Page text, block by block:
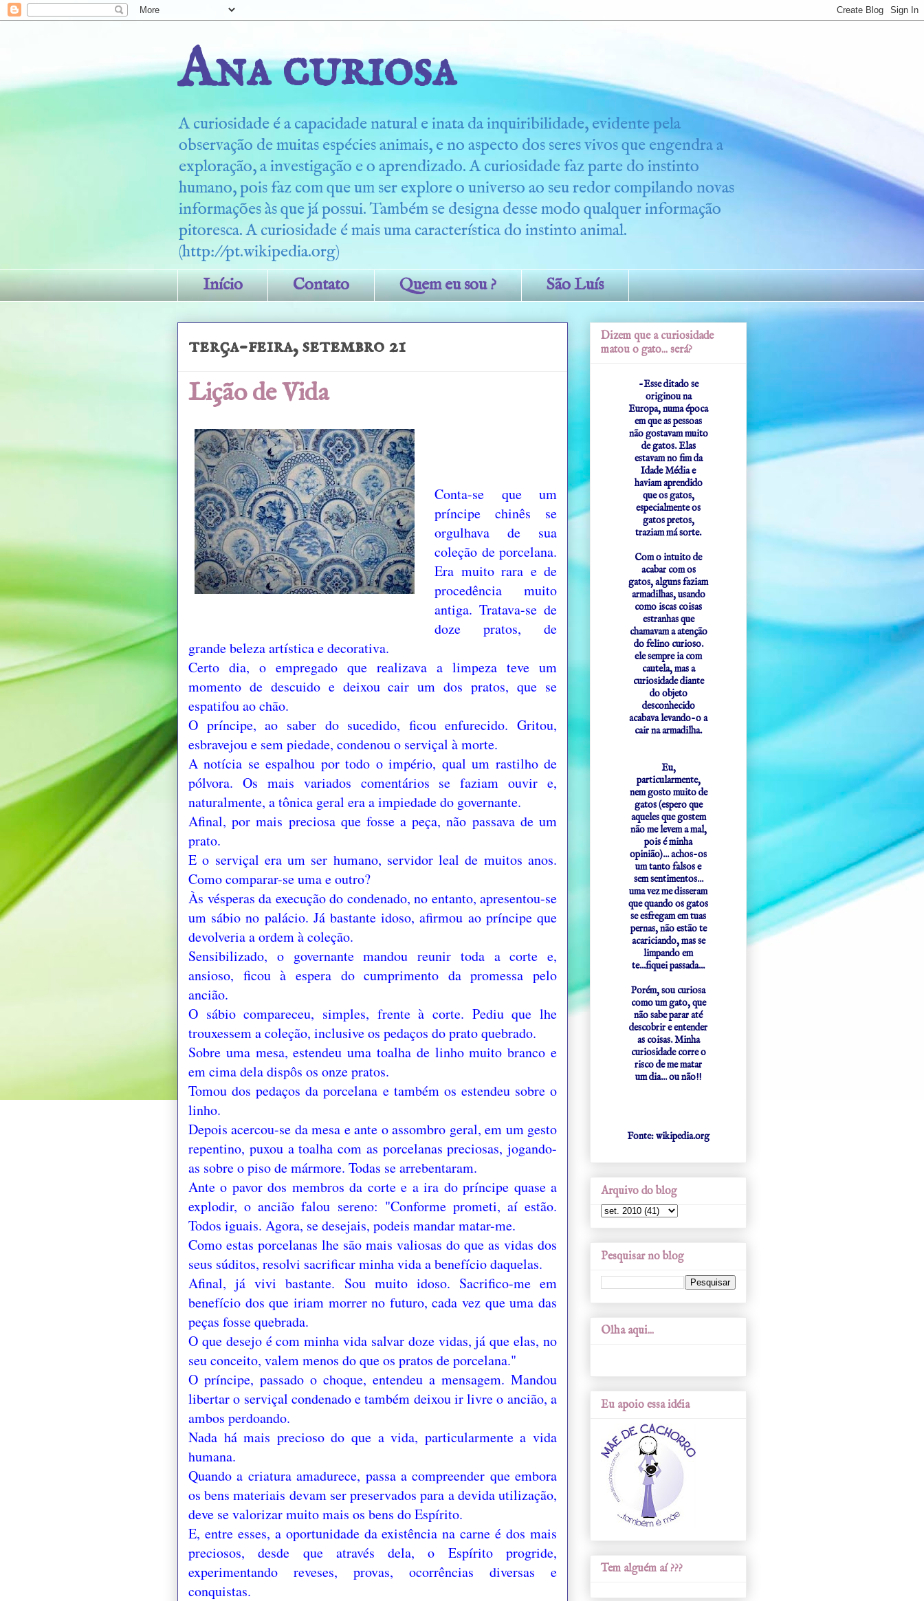
Ana curiosa
A curiosidade é a capacidade natural e inata da inquiribilidade, evidente pela
observação de muitas espécies animais, e no aspecto dos seres vivos que engendra a
exploração, a investigação e o aprendizado. A curiosidade faz parte do instinto
humano, pois faz com que um ser explore o universo ao seu redor compilando novas
informações às que já possui. Também se designa desse modo qualquer informação
pitoresca. A curiosidade é mais uma característica do instinto animal.
(http://pt.wikipedia.org)
Início
Contato Quem eu sou ? São Luís
terça-feira, setembro 21
Lição de Vida
Conta-se que um
príncipe chinês se
orgulhava de sua
coleção de porcelana.
Era muito rara e de
procedência muito
antiga. Tratava-se de
doze pratos, de
grande beleza artística e decorativa.
Certo dia, o empregado que realizava a limpeza teve um
momento de descuido e deixou cair um dos pratos, que se
espatifou ao chão.
O príncipe, ao saber do sucedido, ficou enfurecido. Gritou,
esbravejou e sem piedade, condenou o serviçal à morte.
A notícia se espalhou por todo o império, qual um rastilho de
pólvora. Os mais variados comentários se faziam ouvir e,
naturalmente, a tônica geral era a impiedade do governante.
Afinal, por mais preciosa que fosse a peça, não passava de um
prato.
E o serviçal era um ser humano, servidor leal de muitos anos.
Como comparar-se uma e outro?
Às vésperas da execução do condenado, no entanto, apresentou-se
um sábio no palácio. Já bastante idoso, afirmou ao príncipe que
devolveria a ordem à coleção.
Sensibilizado, o governante mandou reunir toda a corte e,
ansioso, ficou à espera do cumprimento da promessa pelo
ancião.
O sábio compareceu, simples, frente à corte. Pediu que lhe
trouxessem a coleção, inclusive os pedaços do prato quebrado.
Sobre uma mesa, estendeu uma toalha de linho muito branco e
em cima dela dispôs os onze pratos.
Tomou dos pedaços da porcelana e também os estendeu sobre o
linho.
Depois acercou-se da mesa e ante o assombro geral, em um gesto
repentino, puxou a toalha com as porcelanas preciosas, jogando-
as sobre o piso de mármore. Todas se arrebentaram.
Ante o pavor dos membros da corte e a ira do príncipe quase a
explodir, o ancião falou sereno: "Conforme prometi, aí estão.
Todos iguais. Agora, se desejais, podeis mandar matar-me.
Como estas porcelanas lhe são mais valiosas do que as vidas dos
seus súditos, resolvi sacrificar minha vida a benefício daquelas.
Afinal, já vivi bastante. Sou muito idoso. Sacrifico-me em
benefício dos que iriam morrer no futuro, cada vez que uma das
peças fosse quebrada.
O que desejo é com minha vida salvar doze vidas, já que elas, no
seu conceito, valem menos do que os pratos de porcelana."
O príncipe, passado o choque, entendeu a mensagem. Mandou
libertar o serviçal condenado e também deixou ir livre o ancião, a
ambos perdoando.
Nada há mais precioso do que a vida, particularmente a vida
humana.
Quando a criatura amadurece, passa a compreender que embora
os bens materiais devam ser preservados para a devida utilização,
deve se valorizar muito mais os bens do Espírito.
E, entre esses, a oportunidade da existência na carne é dos mais
preciosos, desde que através dela, o Espírito progride,
experimentando reveses, provas, ocorrências diversas e
conquistas.
Dizem que a curiosidade
matou o gato... será?
-Esse ditado se
originou na
Europa, numa época
em que as pessoas
não gostavam muito
de gatos. Elas
estavam no fim da
Idade Média e
haviam aprendido
que os gatos,
especialmente os
gatos pretos,
traziam má sorte.
Com o intuito de
acabar com os
gatos, alguns faziam
armadilhas, usando
como iscas coisas
estranhas que
chamavam a atenção
do felino curioso.
ele sempre ia com
cautela, mas a
curiosidade diante
do objeto
desconhecido
acabava levando-o a
cair na armadilha.
Eu,
particularmente,
nem gosto muito de
gatos (espero que
aqueles que gostem
não me levem a mal,
pois é minha
opinião)... achos-os
um tanto falsos e
sem sentimentos...
uma vez me disseram
que quando os gatos
se esfregam em tuas
pernas, não estão te
acariciando, mas se
limpando em
te...fiquei passada...
Porém, sou curiosa
como um gato, que
não sabe parar até
descobrir e entender
as coisas. Minha
curiosidade corre o
risco de me matar
um dia... ou não!!
Fonte: wikipedia.org
Arquivo do blog
Pesquisar no blog
Olha aqui...
Eu apoio essa idéia
Tem alguém aí ???